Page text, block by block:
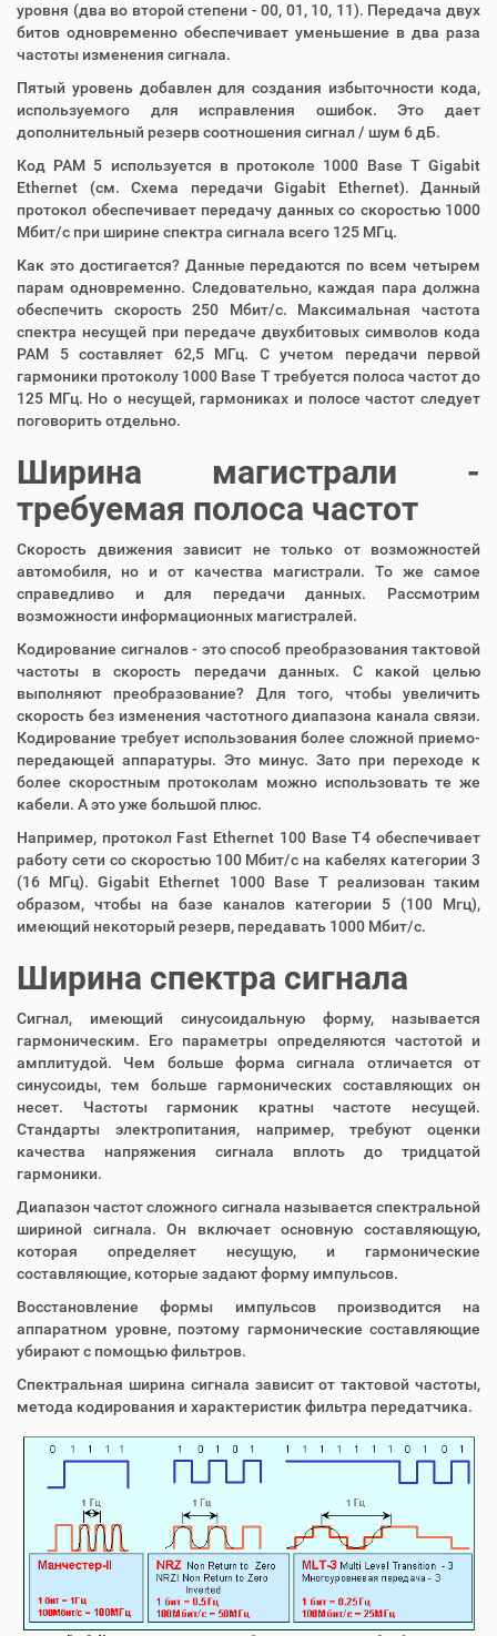
уровня (два во второй степени - 00, 01, 10, 11). Передача двух
битов одновременно обеспечивает уменьшение в два раза
частоты изменения сигнала.
Пятый уровень добавлен для создания избыточности кода,
используемого для исправления ошибок. Это дает
дополнительный резерв соотношения сигнал / шум 6 дБ.
Код PAM 5 используется в протоколе 1000 Base T Gigabit
Ethernet (см. Схема передачи Gigabit Ethernet). Данный
протокол обеспечивает передачу данных со скоростью 1000
Мбит/с при ширине спектра сигнала всего 125 МГц.
Как это достигается? Данные передаются по всем четырем
парам одновременно. Следовательно, каждая пара должна
обеспечить скорость 250 Мбит/с. Максимальная частота
спектра несущей при передаче двухбитовых символов кода
PAM 5 составляет 62,5 МГц. С учетом передачи первой
гармоники протоколу 1000 Base T требуется полоса частот до
125 МГц. Но о несущей, гармониках и полосе частот следует
поговорить отдельно.
Ширина магистрали -
требуемая полоса частот
Скорость движения зависит не только от возможностей
автомобиля, но и от качества магистрали. То же самое
справедливо и для передачи данных. Рассмотрим
возможности информационных магистралей.
Кодирование сигналов - это способ преобразования тактовой
частоты в скорость передачи данных. С какой целью
выполняют преобразование? Для того, чтобы увеличить
скорость без изменения частотного диапазона канала связи.
Кодирование требует использования более сложной приемо-
передающей аппаратуры. Это минус. Зато при переходе к
более скоростным протоколам можно использовать те же
кабели. А это уже большой плюс.
Например, протокол Fast Ethernet 100 Base T4 обеспечивает
работу сети со скоростью 100 Мбит/с на кабелях категории 3
(16 МГц). Gigabit Ethernet 1000 Base T реализован таким
образом, чтобы на базе каналов категории 5 (100 Мгц),
имеющий некоторый резерв, передавать 1000 Мбит/с.
Ширина спектра сигнала
Сигнал, имеющий синусоидальную форму, называется
гармоническим. Его параметры определяются частотой и
амплитудой. Чем больше форма сигнала отличается от
синусоиды, тем больше гармонических составляющих он
несет. Частоты гармоник кратны частоте несущей.
Стандарты электропитания, например, требуют оценки
качества напряжения сигнала вплоть до тридцатой
гармоники.
Диапазон частот сложного сигнала называется спектральной
шириной сигнала. Он включает основную составляющую,
которая определяет несущую, и гармонические
составляющие, которые задают форму импульсов.
Восстановление формы импульсов производится на
аппаратном уровне, поэтому гармонические составляющие
убирают с помощью фильтров.
Спектральная ширина сигнала зависит от тактовой частоты,
метода кодирования и характеристик фильтра передатчика.